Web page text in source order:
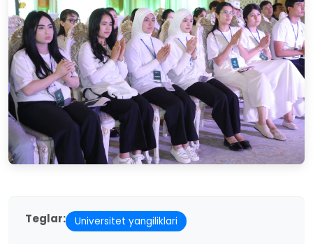
Teglar: Universitet yangiliklari